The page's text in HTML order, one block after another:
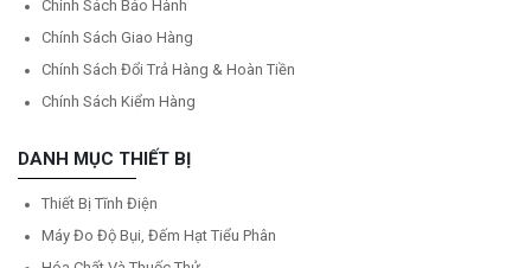
Chính Sách Bảo Hành
Chính Sách Giao Hàng
Chính Sách Đổi Trả Hàng & Hoàn Tiền
Chính Sách Kiểm Hàng
DANH MỤC THIẾT BỊ
Thiết Bị Tĩnh Điện
Máy Đo Độ Bụi, Đếm Hạt Tiểu Phân